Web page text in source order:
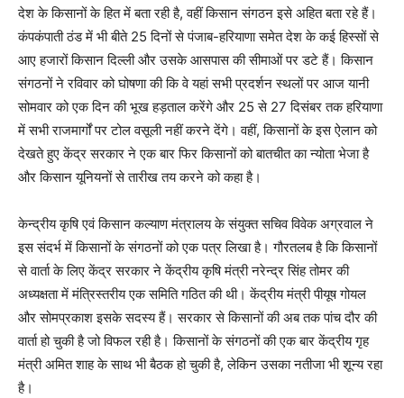
देश के किसानों के हित में बता रही है, वहीं किसान संगठन इसे अहित बता रहे हैं।
कंपकंपाती ठंड में भी बीते 25 दिनों से पंजाब-हरियाणा समेत देश के कई हिस्सों से
आए हजारों किसान दिल्ली और उसके आसपास की सीमाओं पर डटे हैं। किसान
संगठनों ने रविवार को घोषणा की कि वे यहां सभी प्रदर्शन स्थलों पर आज यानी
सोमवार को एक दिन की भूख हड़ताल करेंगे और 25 से 27 दिसंबर तक हरियाणा
में सभी राजमार्गों पर टोल वसूली नहीं करने देंगे। वहीं, किसानों के इस ऐलान को
देखते हुए केंद्र सरकार ने एक बार फिर किसानों को बातचीत का न्योता भेजा है
और किसान यूनियनों से तारीख तय करने को कहा है।
केन्द्रीय कृषि एवं किसान कल्याण मंत्रालय के संयुक्त सचिव विवेक अग्रवाल ने
इस संदर्भ में किसानों के संगठनों को एक पत्र लिखा है। गौरतलब है कि किसानों
से वार्ता के लिए केंद्र सरकार ने केंद्रीय कृषि मंत्री नरेन्द्र सिंह तोमर की
अध्यक्षता में मंत्रिस्तरीय एक समिति गठित की थी। केंद्रीय मंत्री पीयूष गोयल
और सोमप्रकाश इसके सदस्य हैं। सरकार से किसानों की अब तक पांच दौर की
वार्ता हो चुकी है जो विफल रही है। किसानों के संगठनों की एक बार केंद्रीय गृह
मंत्री अमित शाह के साथ भी बैठक हो चुकी है, लेकिन उसका नतीजा भी शून्य रहा
है।